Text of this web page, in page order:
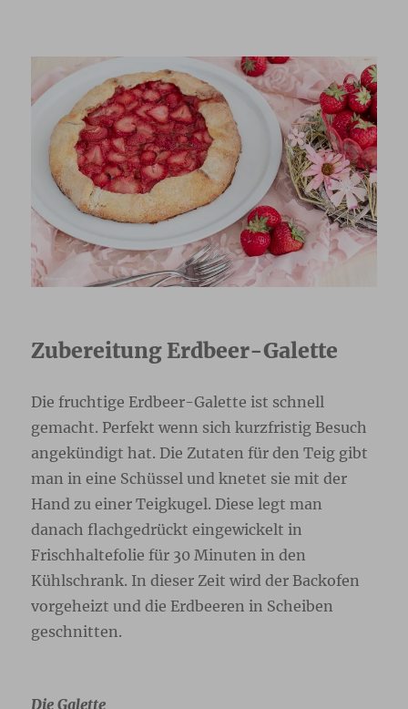
Zubereitung Erdbeer-Galette
Die fruchtige Erdbeer-Galette ist schnell
gemacht. Perfekt wenn sich kurzfristig Besuch
angekündigt hat. Die Zutaten für den Teig gibt
man in eine Schüssel und knetet sie mit der
Hand zu einer Teigkugel. Diese legt man
danach flachgedrückt eingewickelt in
Frischhaltefolie für 30 Minuten in den
Kühlschrank. In dieser Zeit wird der Backofen
vorgeheizt und die Erdbeeren in Scheiben
geschnitten.
Die Galette